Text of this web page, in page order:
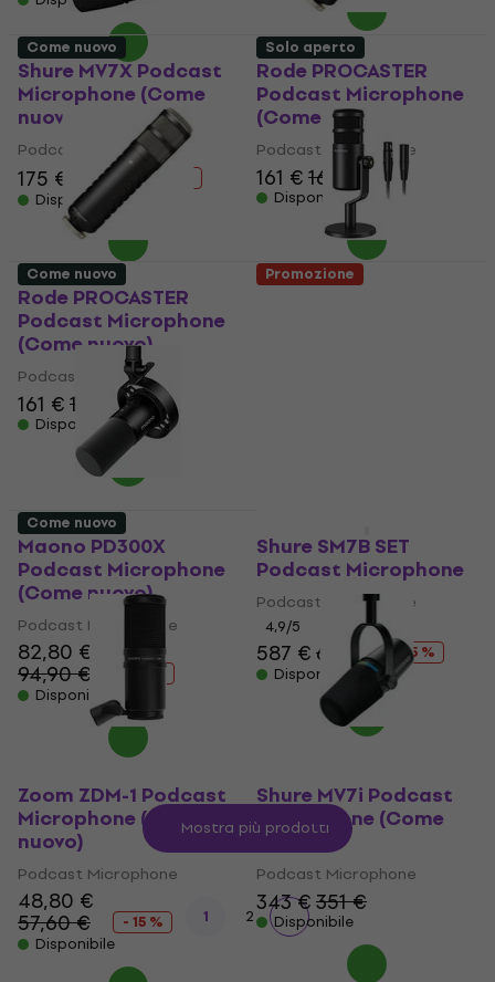
Shure MV7X Podcast
Microphone (Come
nuovo)
Podcast Microphone
175 € 189 €
- 7 %
Disponibile
Rode PROCASTER
Podcast Microphone
(Come nuovo)
Podcast Microphone
161 €167 €
Disponibile
Come nuovo
Rode PROCASTER
Podcast Microphone
(Come nuovo)
Podcast Microphone
161 €167 €
Disponibile
Solo aperto
Come nuovo
Maono PD300X
Podcast Microphone
(Come nuovo)
Podcast Microphone
82,80 €
94,90 €
- 13 %
Disponibile
Promozione
Shure SM7B SET
Podcast Microphone
Podcast Microphone
4,9/5
587 €616 €
- 5 %
Disponibile
Come nuovo
Zoom ZDM-1 Podcast
Microphone (Come
nuovo)
Podcast Microphone
48,80 €
57,60 €
- 15 %
Disponibile
Shure MV7i Podcast
Microphone (Come
nuovo)
Podcast Microphone
343 €351 €
Disponibile
Mostra più prodotti
1 2